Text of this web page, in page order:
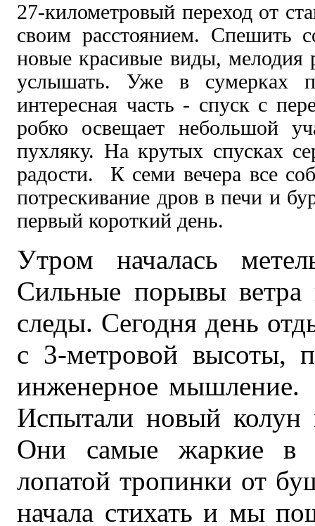
27-километровый переход от
своим расстоянием. Спешить
новые красивые виды, мелодия
услышать. Уже в сумерках
интересная часть - спуск с
робко освещает небольшой
пухляку. На крутых спусках
радости. К семи вечера все
потрескивание дров в печи и
первый короткий день.
Утром началась
Сильные порывы ветра
следы. Сегодня день
с 3-метровой высоты,
инженерное
Испытали новый колун
Они самые жаркие в
лопатой тропинки от
начала стихать и мы